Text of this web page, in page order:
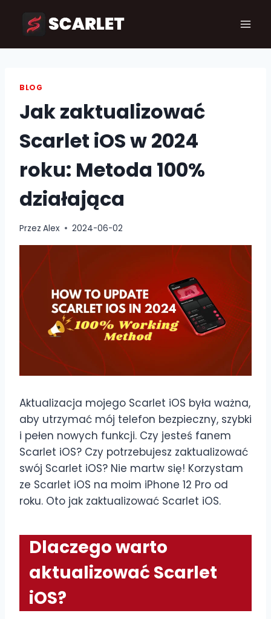
BLOG
Jak zaktualizować
Scarlet iOS w 2024
roku: Metoda 100%
działająca
Przez Alex 2024-06-02
Aktualizacja mojego Scarlet iOS była ważna,
aby utrzymać mój telefon bezpieczny, szybki
i pełen nowych funkcji. Czy jesteś fanem
Scarlet iOS? Czy potrzebujesz zaktualizować
swój Scarlet iOS? Nie martw się! Korzystam
ze Scarlet iOS na moim iPhone 12 Pro od
roku. Oto jak zaktualizować Scarlet iOS.
Dlaczego warto
aktualizować Scarlet
iOS?